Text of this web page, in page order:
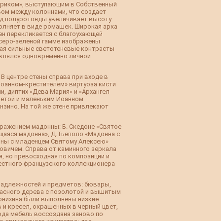
выступающим в Собственный
между колоннами, что создает
полуротонды увеличивает высоту
в виде ромашек. Широкая арка
перекликается с благоухающей
зеленой гамме изображены
сильные светотеневые контрасты
одновременно личной
центре стены справа при входе в
крестителем» виртуоза кисти
диптих «Дева Мария» и «Архангел
и маленьким Иоанном
На той же стене привлекают
мадонны: Б. Скедоне «Святое
мадонна», Д.Тьеполо «Мадонна с
с младенцем Святому Алексею»
Справа от каминного зеркала
но превосходная по композиции и
французского коллекционера
и предметов: бювары,
дерева с позолотой и вышитым
были выполнены низкие
кресел, окрашенных в черный цвет,
мебель воссоздана заново по